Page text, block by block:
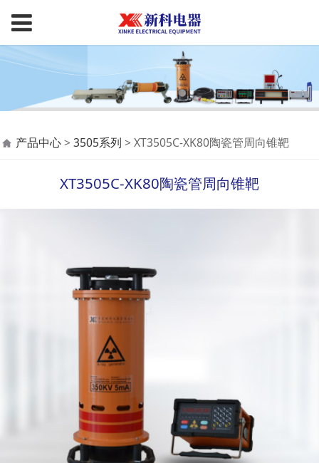
XT3505C-XK80陶瓷管
周向锥靶
产品中心> 3505系列 > XT3505C-XK80陶瓷管周向锥靶
XT3505C-XK80陶瓷管周向锥靶